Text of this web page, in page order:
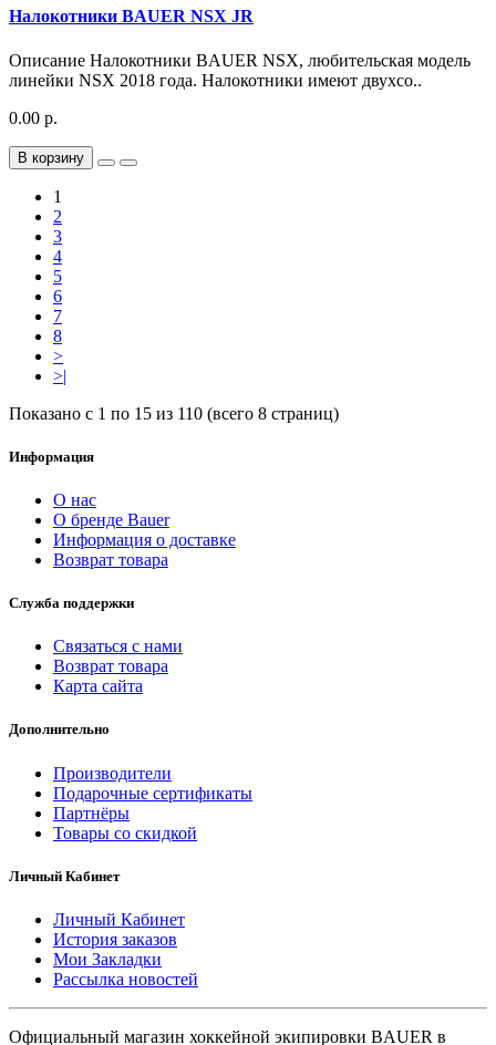
Налокотники BAUER NSX JR
Описание Налокотники BAUER NSX, любительская модель
линейки NSX 2018 года. Налокотники имеют двухсо..
0.00 р.
В корзину
1
2
3
4
5
6
7
8
>
>|
Показано с 1 по 15 из 110 (всего 8 страниц)
Информация
О нас
О бренде Bauer
Информация о доставке
Возврат товара
Служба поддержки
Связаться с нами
Возврат товара
Карта сайта
Дополнительно
Производители
Подарочные сертификаты
Партнёры
Товары со скидкой
Личный Кабинет
Личный Кабинет
История заказов
Мои Закладки
Рассылка новостей
Официальный магазин хоккейной экипировки BAUER в